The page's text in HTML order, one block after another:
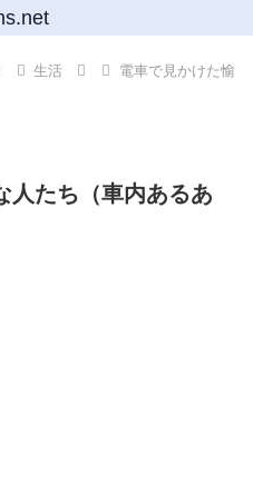
生活
電車で見かけた愉
人たち（車内あるあ